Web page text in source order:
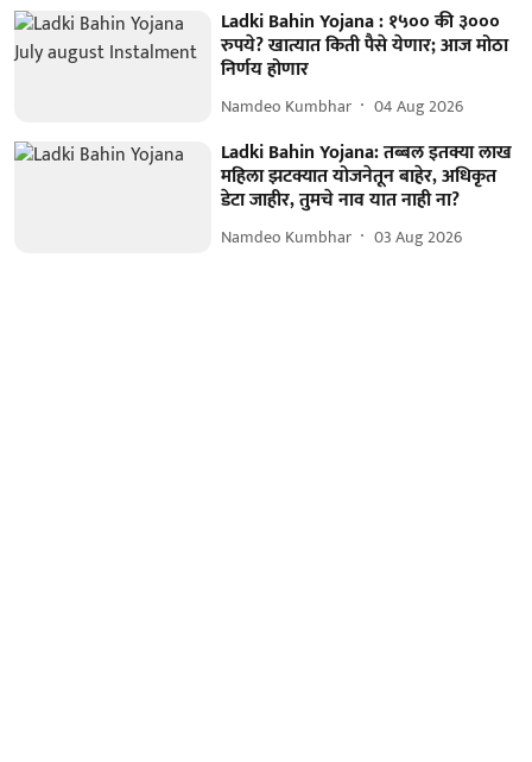
Ladki Bahin Yojana : १५०० की ३०००
रुपये? खात्यात किती पैसे येणार; आज मोठा
निर्णय होणार
Namdeo Kumbhar 04 Aug 2026
Ladki Bahin Yojana: तब्बल इतक्या लाख
महिला झटक्यात योजनेतून बाहेर, अधिकृत
डेटा जाहीर, तुमचे नाव यात नाही ना?
Namdeo Kumbhar 03 Aug 2026